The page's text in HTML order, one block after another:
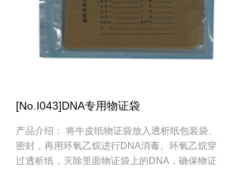
[No.I043]DNA专用物证袋
产品介绍： 将牛皮纸物证袋放入透析纸包装袋、
密封，再用环氧乙烷进行DNA消毒。环氧乙烷穿
过透析纸，灭除里面物证袋上的DNA，确保物证